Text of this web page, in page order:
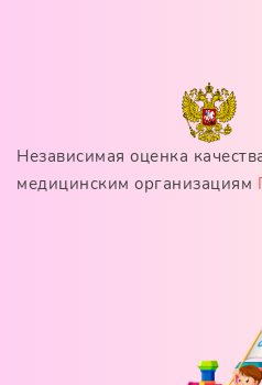
Независимая оценка
медицинским организациям